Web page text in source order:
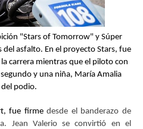
"Stars of Tomorrow" y Súper
asfalto. En el proyecto Stars, fue
carrera mientras que el piloto con
y una niña, María Amalia
del podio.
fue firmedesde el banderazo de
Jean Valerio se convirtió en el